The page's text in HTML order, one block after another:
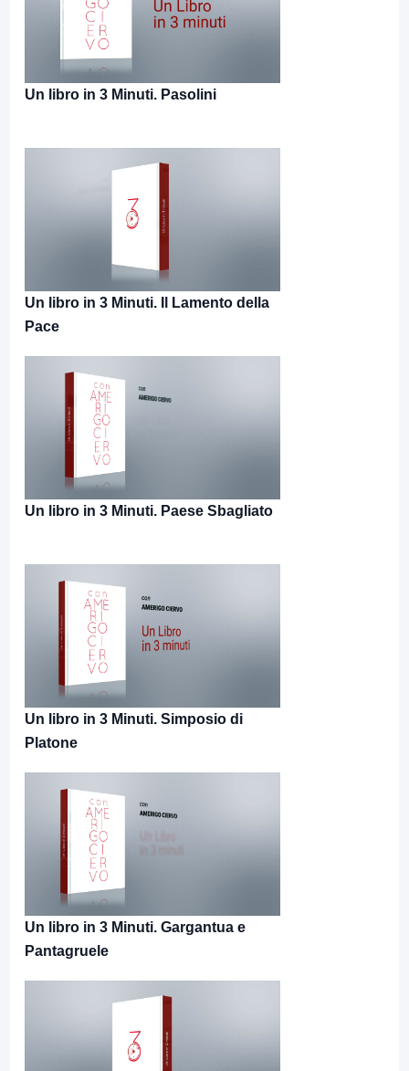
Un libro in 3 Minuti. Pasolini
Un libro in 3 Minuti. Il Lamento della
Pace
Un libro in 3 Minuti. Paese Sbagliato
Un libro in 3 Minuti. Simposio di
Platone
Un libro in 3 Minuti. Gargantua e
Pantagruele